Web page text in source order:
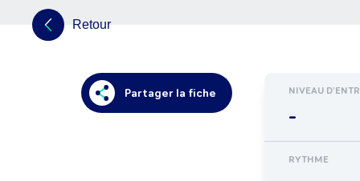
Retour
Partager la fiche NIVEAU
-
RYTHME